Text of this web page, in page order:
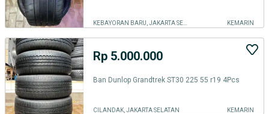
KEMARIN
Rp 5.000.000
Ban Dunlop Grandtrek ST30 225 55 r19 4Pcs
CILANDAK, JAKARTA SELATAN KEMARIN